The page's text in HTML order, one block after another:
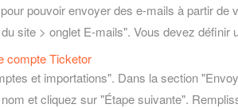
pouvoir envoyer des e-mails à partir
site > onglet E-mails". Vous devez
compte Ticketor
et importations". Dans la section
et cliquez sur "Étape suivante".